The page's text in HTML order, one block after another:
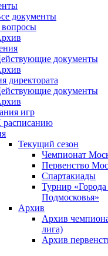
документы
документы
директората
документы
игр
расписанию
Текущий сезон
Чемпионат
Первенство
Спартакиады
Турнир
Подмосковья»
Архив
Архив
лига)
Архив